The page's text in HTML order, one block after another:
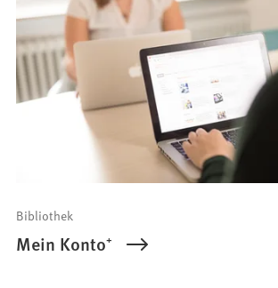
Bibliothek
Mein Konto⁺